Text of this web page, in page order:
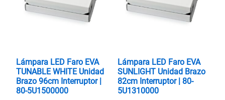
Lámpara LED Faro EVA
TUNABLE WHITE Unidad
Brazo 96cm Interruptor |
80-5U1500000
Lámpara LED Faro EVA
SUNLIGHT Unidad Brazo
82cm Interruptor | 80-
5U1310000